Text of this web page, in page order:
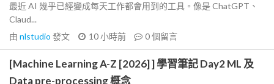
最近 AI 幾乎已經變成每天工作都會用到的工具。像是 ChatGPT、
Claud...
由 nlstudio 發文 10 小時前 0個留言
[Machine Learning A-Z [2026] ] 學習筆記 Day2 ML 及
Data pre-processing 概念